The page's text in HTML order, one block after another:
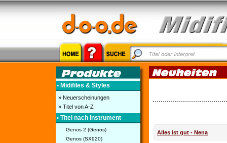
• Midifiles & Styles
» Neuerscheinungen
» Titel von A-Z
• Titel nach Instrument
Genos 2 (Genos)
Genos (SX920)
Alles ist gut - Nena